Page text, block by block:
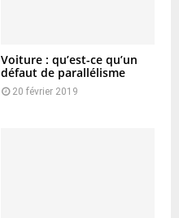
Voiture : qu’est-ce qu’un
défaut de parallélisme
20 février 2019